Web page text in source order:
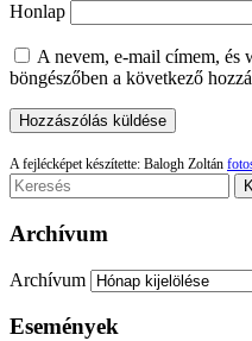
Honlap
A nevem, e-mail címem, és
böngészőben a következő
A fejlécképet készítette: Balogh Zoltán
Archívum
Archívum
Események